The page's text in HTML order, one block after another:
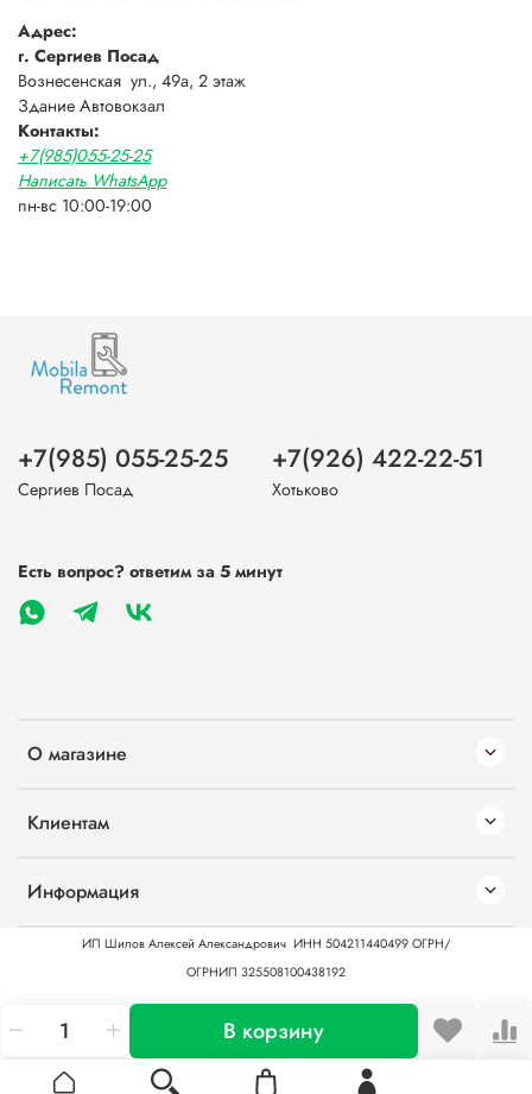
В корзину
Адрес:
г. Сергиев Посад
Вознесенская ул., 49а, 2 этаж
Здание Автовокзал
Контакты:
+7(985)055-25-25
Написать WhatsApp
пн-вс 10:00-19:00
О магазине
Клиентам
Информация
+7(985) 055-25-25
Сергиев Посад
+7(926) 422-22-51
Хотьково
Есть вопрос? ответим за 5 минут
ИП Шилов Алексей Александрович ИНН 504211440499 ОГРН/
ОГРНИП 325508100438192